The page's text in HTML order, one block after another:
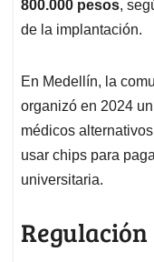
800.000 pesos,
de la implantación.
En Medellín, la
organizó en 2024
médicos
usar chips para
universitaria.